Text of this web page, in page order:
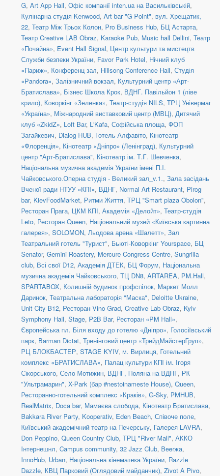
G, Art App Hall, Офіс компанії inten.ua на Васильківській,
Кулінарна студія Kenwood, Art bar "G Point", вул. Хрещатик,
22, Театр Між Трьох Колон, Pro Business Hub, БЦ Астарта,
Театр Creative LAB Obraz, Karaoke Pub, Music hall Dellini, Театр
«Почайна», Event Hall Signal, Центр культури та мистецтв
Служби безпеки України, Favor Park Hotel, Нічний клуб
«Париж», Конференц зал, Hillsong Conference Hall, Студія
«Pandora», Залізничний вокзал, Культурний центр «Арт-
Братислава», Бізнес Школа Крок, ВДНГ. Павільйон 1 (ліве
крило), Коворкінг «Зеленка», Театр-студія NILS, ТРЦ Універмаг
«Україна», Міжнародний виставковий центр (МВЦ), Дитячий
клуб «ZkidZ», Loft Bar, L'Kafa, Софійська площа, ФОП
Загайкевич, Dialog HUB, Готель Алфавіто, Кінотеатр
«Флоренція», Кінотеатр «Дніпро» (Ленінград), Культурний
центр "Арт-Братислава", Кінотеатр ім. Т.Г. Шевченка,
Національна музична академія України імені П.І.
Чайковського.Оперна студія - Великий зал_v.1., Зала засідань
Вченої ради НТУУ «КПІ», ВДНГ, Normal Art Restaurant, Pirog
bar, KievFoodMarket, Ритми Життя, ТРЦ "Smart plaza Obolon",
Ресторан Прага, ЦКМ КПІ, Академія «Делойт», Театр-студія
Leto, Ресторан Queen, Національний музей «Київська картинна
галерея», SOLOMON, Льодова арена «Шалетт», Зал
Театральний готель "Турист", Бьюті-Коворкінг Yourspace, БЦ
Senator, Gemini Roastery, Mercure Congress Centre, Sungrilla
club, Всі свої D12, Академія ДТЕК, БЦ Форум, Національна
музична академія Чайковського, ТЦ DN8, ARTAREA, PM.Hall,
SPARTABOX, Колишній будинок профспілок, Маркет Молл
Даринок, Театральна лабораторія "Маска", Deloitte Ukraine,
Unit City B12, Ресторан Vino Grad, Creative Lab Obraz, Kyiv
Symphony Hall, Stage, P2B Bar, Ресторан «PM Hall»,
Європейська пл. Біля входу до готелю «Дніпро», Голосіївський
парк, Barman Dictat, Тренінговий центр «ТрейдМайстерГруп»,
РЦ БЛОКБАСТЕР, STAGE KYIV, м. Вирлиця, Готельний
комплекс «БРАТИСЛАВА», Палац культури КПІ ім. Ігоря
Сікорського, Село Мотижин, ВДНГ, Поляна на ВДНГ, РК
"Ультрамарин", X-Park (бар #nestoinameste House), Queen,
Ресторанно-готельний комплекс «Краків», G-Sky, PMHUB,
RealMatrix, Doca bar, Мамаєва слобода, Кінотеатр Братислава,
Bakkara River Party, Kooperativ, Eden Beach, Співоче поле,
Київський академічний театр на Печерську, Галерея LAVRA,
Don Peppino, Queen Country Club, ТРЦ "River Mall", АККО
Інтернешнл, Campus community, 32 Jazz Club, Beerжа,
InnoHub, Urban, Національна кінематека України, Razzle
Dazzle, КВЦ Парковий (Оглядовий майданчик), Zivot A Pivo,